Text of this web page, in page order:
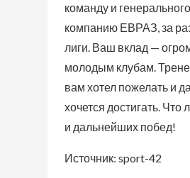
команду и
компанию ЕВРАЗ, за
лиги. Ваш вклад —
молодым клубам.
вам хотел пожелать и
хочется достигать.
и дальнейших побед!
Источник: sport-42